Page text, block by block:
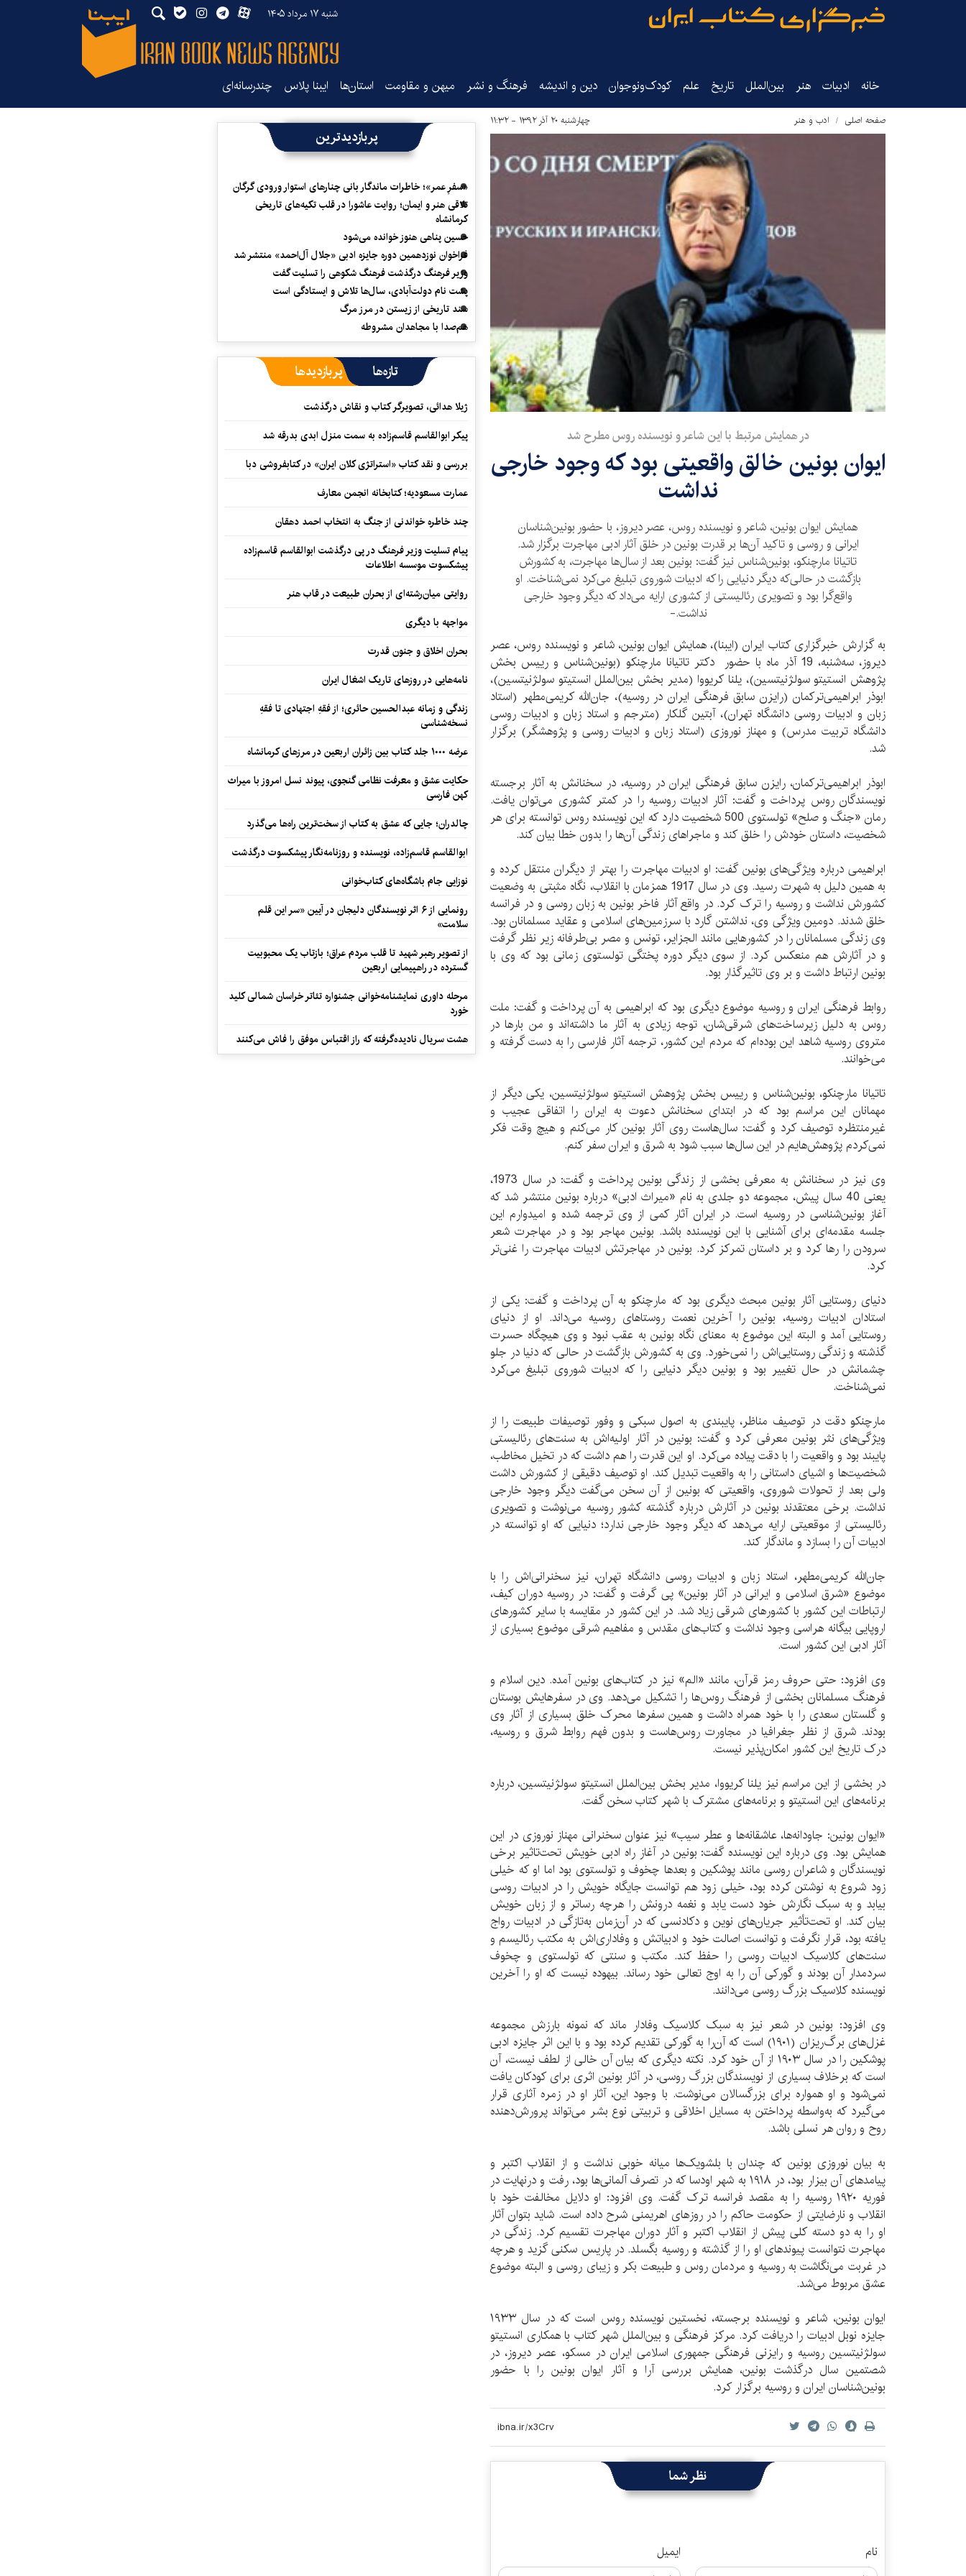
شنبه ۱۷ مرداد ۱۴۰۵
خانه ادبیات هنر بین‌الملل تاریخ‌ علم کودک‌ونوجوان دین و اندیشه فرهنگ و نشر میهن و مقاومت استان‌ها ایبنا پلاس چندرسانه‌ای
صفحه اصلی ادب و هنر چهارشنبه ۲۰ آذر ۱۳۹۲ - ۱۱:۳۲
در همایش مرتبط با این شاعر و نویسنده روس مطرح شد
ایوان بونین خالق واقعیتی بود که وجود خارجی
نداشت
همایش ایوان بونین، شاعر و نویسنده روس، عصر دیروز، با حضور بونین‌شناسان
ایرانی و روسی و تاکید آن‌ها بر قدرت بونین در خلق آثار ادبی مهاجرت برگزار شد.
تاتیانا مارچنکو، بونین‌شناس نیز گفت: بونین بعد از سال‌ها مهاجرت، به کشورش
بازگشت در حالی‌که دیگر دنیایی را که ادبیات شوروی تبلیغ می‌کرد نمی‌شناخت. او
واقع‌گرا بود و تصویری رئالیستی از کشوری ارایه می‌داد که دیگر وجود خارجی
نداشت.-
به گزارش خبرگزاری کتاب ایران (ایبنا)، همایش ایوان بونین، شاعر و نویسنده روس، عصر
دیروز، سه‌شنبه، 19 آذر ماه با حضور دکتر تاتیانا مارچنکو (بونین‌شناس و رییس بخش
پژوهش انستیتو سولژنیتسین)، یلنا کریووا (مدیر بخش بین‌الملل انستیتو سولژنیتسین)،
ابوذر ابراهیمی‌ترکمان (رایزن سابق فرهنگی ایران در روسیه)، جان‌الله کریمی‌مطهر (استاد
زبان و ادبیات روسی دانشگاه تهران)، آبتین گلکار (مترجم و استاد زبان و ادبیات روسی
دانشگاه تربیت مدرس) و مهناز نوروزی (استاد زبان و ادبیات روسی و پژوهشگر) برگزار
شد.
ابوذر ابراهیمی‌ترکمان، رایزن سابق فرهنگی ایران در روسیه، در سخنانش به آثار برجسته
نویسندگان روس پرداخت و گفت: آثار ادبیات روسیه را در کمتر کشوری می‌توان یافت.
رمان «جنگ و صلح» تولستوی 500 شخصیت دارد که این نویسنده روس توانسته برای هر
شخصیت، داستان خودش را خلق کند و ماجراهای زندگی آن‌ها را بدون خطا بیان کند.
ابراهیمی درباره ویژگی‌های بونین گفت: او ادبیات مهاجرت را بهتر از دیگران منتقل کرده و
به همین دلیل به شهرت رسید. وی در سال 1917 همزمان با انقلاب، نگاه مثبتی به وضعیت
کشورش نداشت و روسیه را ترک کرد. در واقع آثار فاخر بونین به زبان روسی و در فرانسه
خلق شدند. دومین ویژگی وی، نداشتن گارد با سرزمین‌های اسلامی و عقاید مسلمانان بود.
وی زندگی مسلمانان را در کشورهایی مانند الجزایر، تونس و مصر بی‌طرفانه زیر نظر گرفت
و در آثارش هم منعکس کرد. از سوی دیگر دوره پختگی تولستوی زمانی بود که وی با
بونین ارتباط داشت و بر وی تاثیرگذار بود.
روابط فرهنگی ایران و روسیه موضوع دیگری بود که ابراهیمی به آن پرداخت و گفت: ملت
روس به دلیل زیرساخت‌های شرقی‌شان، توجه زیادی به آثار ما داشته‌اند و من بارها در
متروی روسیه شاهد این بوده‌ام که مردم این کشور، ترجمه آثار فارسی را به دست گرفته‌ و
می‌خوانند.
تاتیانا مارچنکو، بونین‌شناس و رییس بخش پژوهش انستیتو سولژنیتسین، یکی دیگر از
مهمانان این مراسم بود که در ابتدای سخنانش دعوت به ایران را اتفاقی عجیب و
غیرمنتظره توصیف کرد و گفت: سال‌هاست روی آثار بونین کار می‌کنم و هیچ وقت فکر
نمی‌کردم پژوهش‌هایم در این سال‌ها سبب شود به شرق و ایران سفر کنم.
وی نیز در سخنانش به معرفی بخشی از زندگی‌ ‌بونین پرداخت و گفت: در سال 1973،
یعنی 40 سال پیش، مجموعه دو جلدی به نام «میراث ادبی» درباره بونین منتشر شد که
آغاز بونین‌شناسی در روسیه است. در ایران آثار کمی از وی ترجمه شده و امیدوارم این
جلسه مقدمه‌ای برای آشنایی با این نویسنده باشد. بونین مهاجر بود و در مهاجرت شعر
سرودن را رها کرد و بر داستان تمرکز کرد. بونین در مهاجرتش ادبیات مهاجرت را غنی‌تر
کرد.
دنیای روستایی آثار بونین مبحث دیگری بود که مارچنکو به آن پرداخت و گفت: یکی از
استادان ادبیات روسیه، بونین را آخرین نعمت روستاهای روسیه می‌داند. او از دنیای
روستایی آمد و البته این موضوع به معنای نگاه بونین به عقب نبود و وی هیچگاه حسرت
گذشته و زندگی روستایی‌اش را نمی‌خورد. وی به کشورش بازگشت در حالی که دنیا در جلو
چشمانش در حال تغییر بود و بونین دیگر دنیایی را که ادبیات شوروی تبلیغ می‌کرد
نمی‌شناخت.
مارچنکو دقت در توصیف مناظر، پایبندی به اصول سبکی و وفور توصیفات طبیعت را از
ویژگی‌های نثر بونین معرفی کرد و گفت: بونین در آثار اولیه‌اش به سنت‌های رئالیستی
پایبند بود و واقعیت را با دقت پیاده می‌کرد. او این قدرت را هم داشت که در تخیل مخاطب،
شخصیت‌ها و اشیای داستانی را به واقعیت تبدیل کند. او توصیف دقیقی از کشورش داشت
ولی بعد از تحولات شوروی، واقعیتی که بونین از آن سخن می‌گفت دیگر وجود خارجی
نداشت. برخی معتقدند بونین در آثارش درباره گذشته کشور روسیه می‌نوشت و تصویری
رئالیستی از موقعیتی ارایه می‌دهد که دیگر وجود خارجی ندارد؛ دنیایی که او توانسته در
ادبیات آن را بسازد و ماندگار کند.
جان‌الله کریمی‌مطهر، استاد زبان و ادبیات روسی دانشگاه تهران، نیز سخنرانی‌اش را با
موضوع «شرق اسلامی و ایرانی در آثار بونین» پی گرفت و گفت: در روسیه دوران کیف،
ارتباطات این کشور با کشورهای شرقی زیاد شد. در این کشور در مقایسه با سایر کشورهای
اروپایی بیگانه هراسی وجود نداشت و کتاب‌های مقدس و مفاهیم شرقی موضوع بسیاری از
آثار ادبی این کشور است.
وی افزود: حتی حروف رمز قرآن، مانند «الم» نیز در کتاب‌های بونین آمده. دین اسلام و
فرهنگ مسلمانان بخشی از فرهنگ روس‌ها را تشکیل می‌دهد. وی در سفرهایش بوستان
و گلستان سعدی را با خود همراه داشت و همین سفرها محرک خلق بسیاری از آثار وی
بودند. شرق از نظر جغرافیا در مجاورت روس‌هاست و بدون فهم روابط شرق و روسیه،
درک تاریخ این کشور امکان‌پذیر نیست.
در بخشی از این مراسم نیز یلنا کریووا، مدیر بخش بین‌الملل انستیتو سولژنیتسین، درباره
برنامه‌های این انستیتو و برنامه‌های مشترک با شهر کتاب سخن گفت.
«ایوان بونین: جاودانه‌ها، عاشقانه‌ها و عطر سیب» نیز عنوان سخنرانی مهناز نوروزی در این
همایش بود. وی درباره این نویسنده گفت: بونین در آغاز راه ادبی خویش تحت‌تاثیر برخی
نویسندگان و شاعران روسی مانند پوشکین و بعدها چخوف و تولستوی بود اما او که خیلی
زود شروع به نوشتن کرده بود، خیلی زود هم توانست جایگاه خویش را در ادبیات روسی
بیابد و به سبک نگارش خود دست یابد و نغمه درونش را هرچه رساتر و از زبان خویش
بیان کند. او تحت‌تأثیر جریان‌های نوین و دکادنسی که در آن‌زمان به‌تازگی در ادبیات رواج
یافته بود، قرار نگرفت و توانست اصالت خود و ادبیاتش و وفاداری‌اش به مکتب رئالیسم و
سنت‌های کلاسیک ادبیات روسی را حفظ کند. مکتب و سنتی که تولستوی و چخوف
سردمدار آن بودند و گورکی آن را به اوج تعالی خود رساند. بیهوده نیست که او را آخرین
نویسنده کلاسیک بزرگ روسی می‌دانند.
وی افزود: بونین در شعر نیز به سبک کلاسیک وفادار ماند که نمونه بارزش مجموعه
غزل‌های برگ‌ریزان (۱۹۰۱) است که آن‌را به گورکی تقدیم کرده بود و با این اثر جایزه ادبی
پوشکین را در سال ۱۹۰۳ از آن خود کرد. نکته دیگری که بیان آن خالی از لطف نیست، آن
است که برخلاف بسیاری از نویسندگان بزرگ روسی، در آثار بونین اثری برای کودکان یافت
نمی‌شود و او همواره برای بزرگسالان می‌نوشت. با وجود این، آثار او در زمره آثاری قرار
می‌گیرد که به‌واسطه پرداختن به مسایل اخلاقی و تربیتی نوع بشر می‌تواند پرورش‌دهنده
روح و روان هر نسلی باشد.
به بیان نوروزی بونین که چندان با بلشویک‌ها میانه خوبی نداشت و از انقلاب اکتبر و
پیامدهای آن بیزار بود، در ۱۹۱۸ به شهر اودسا که در تصرف آلمانی‌ها بود، رفت و درنهایت در
فوریه ۱۹۲۰ روسیه را به مقصد فرانسه ترک گفت. وی افزود: او دلایل مخالفت خود با
انقلاب و نارضایتی از حکومت حاکم را در روزهای اهریمنی شرح داده است. شاید بتوان آثار
او را به دو دسته کلی پیش از انقلاب اکتبر و آثار دوران مهاجرت تقسیم کرد. زندگی در
مهاجرت نتوانست پیوندهای او را از گذشته و روسیه بگسلد. در پاریس سکنی گزید و هرچه
در غربت می‌نگاشت به روسیه و مردمان روس و طبیعت بکر و زیبای روسی و البته موضوع
عشق مربوط می‌شد.
ایوان بونین، شاعر و نویسنده‌ برجسته‌، نخستین نویسنده‌ روس است که در سال ۱۹۳۳
جایزه‌ نوبل ادبیات را دریافت کرد. مرکز فرهنگی و بین‌الملل شهر کتاب با همکاری انستیتو
سولژنیتسین روسیه و رایزنی فرهنگی جمهوری اسلامی ایران در مسکو، عصر دیروز، در
شصتمین سال درگذشت بونین، همایش بررسی آرا و آثار ایوان بونین را با حضور
بونین‌شناسان ایران و روسیه برگزار کرد.
نظر شما
نام ایمیل
پربازدیدترین
«سفرِ عمر»؛ خاطرات ماندگار بانی چنارهای استوار ورودی گرگان
تلاقی هنر و ایمان؛ روایت عاشورا در قلب تکیه‌های تاریخی
کرمانشاه
حسین پناهی هنوز خوانده می‌شود
فراخوان نوزدهمین دوره جایزه ادبی «جلال آل‌احمد» منتشر شد
وزیر فرهنگ درگذشت فرهنگ شکوهی را تسلیت گفت
پشت نام دولت‌آبادی، سال‌ها تلاش و ایستادگی است
سند تاریخی از زیستن در مرز مرگ
هم‌صدا با مجاهدان مشروطه
تازه‌ها پربازدیدها
ژیلا هدائی، تصویرگر کتاب و نقاش درگذشت
پیکر ابوالقاسم قاسم‌زاده به سمت منزل ابدی بدرقه شد
بررسی و نقد کتاب «استراتژی کلان ایران» در کتابفروشی دبا
عمارت مسعودیه؛ کتابخانه انجمن معارف
چند خاطره خواندنی از جنگ به انتخاب احمد دهقان
پیام تسلیت وزیر فرهنگ در پی درگذشت ابوالقاسم قاسم‌زاده
پیشکسوت موسسه اطلاعات
روایتی میان‌رشته‌ای از بحران طبیعت در قاب هنر
مواجهه با دیگری
بحران اخلاق و جنون قدرت
نامه‌هایی در روزهای تاریک اشغال ایران
زندگی و زمانه عبدالحسین حائری؛ از فقهِ اجتهادی تا فقهِ
نسخه‌شناسی
عرضه ۱۰۰۰ جلد کتاب بین زائران اربعین در مرزهای کرمانشاه
حکایت عشق و معرفت نظامی گنجوی، پیوند نسل امروز با میراث
کهن فارسی
چالدران؛ جایی که عشق به کتاب از سخت‌ترین راه‌ها می‌گذرد
ابوالقاسم قاسم‌زاده، نویسنده و روزنامه‌نگار پیشکسوت درگذشت
نوزایی جام باشگاه‌های کتاب‌خوانی
رونمایی از ۶ اثر نویسندگان دلیجان در آیین «سر این قلم
سلامت»
از تصویر رهبر شهید تا قلب مردم عراق؛ بازتاب یک محبوبیت
گسترده در راهپیمایی اربعین
مرحله داوری نمایشنامه‌خوانی جشنواره تئاتر خراسان شمالی کلید
خورد
هشت سریال نادیده‌گرفته که راز اقتباس موفق را فاش می‌کنند